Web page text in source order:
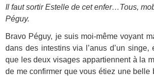
Il faut sortir Estelle de cet enfer…Tous,
Péguy.
Bravo Péguy, je suis moi-même voyant
dans des intestins via l’anus d’un
que les deux visages appartiennent à la
de me confirmer que vous étiez une belle